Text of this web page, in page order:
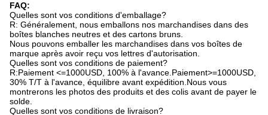
FAQ:
Quelles sont vos conditions d'emballage?
R: Généralement, nous emballons nos marchandises dans des
boîtes blanches neutres et des cartons bruns.
Nous pouvons emballer les marchandises dans vos boîtes de
marque après avoir reçu vos lettres d'autorisation.
Quelles sont vos conditions de paiement?
R:Paiement <=1000USD, 100% à l'avance.Paiement>=1000USD,
30% T/T à l'avance, équilibre avant expédition.Nous vous
montrerons les photos des produits et des colis avant de payer le
solde.
Quelles sont vos conditions de livraison?